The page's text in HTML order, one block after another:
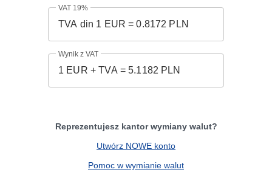
VAT 19%
Wynik z VAT
Reprezentujesz kantor wymiany walut?
Utwórz NOWE konto
Pomoc w wymianie walut